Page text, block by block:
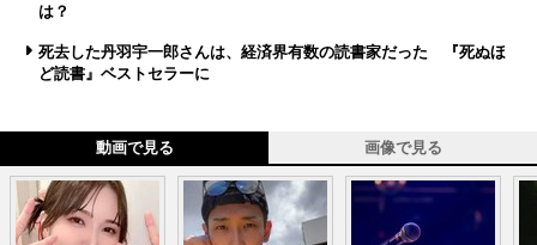
は？
死去した丹羽宇一郎さんは、経済界有数の読書家だった 『死ぬほ
ど読書』ベストセラーに
動画で見る 画像で見る